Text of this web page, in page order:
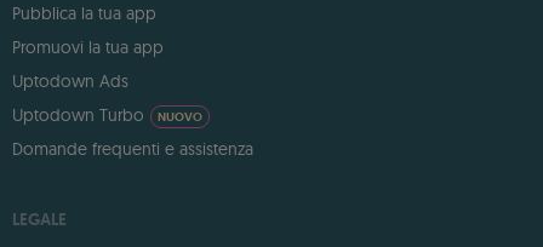
Pubblica la tua app
Promuovi la tua app
Uptodown Ads
Uptodown Turbo
NUOVO
Domande frequenti e assistenza
LEGALE